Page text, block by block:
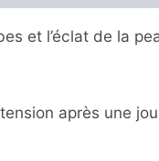
et l’éclat de la
après une